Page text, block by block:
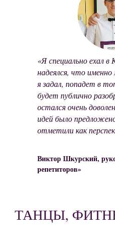
«Я специально ехал
надеялся, что
я задал, попадет в
будет публично
остался очень
идей было
отметили как
Виктор Шкурский,
репетиторов»
ТАНЦЫ,